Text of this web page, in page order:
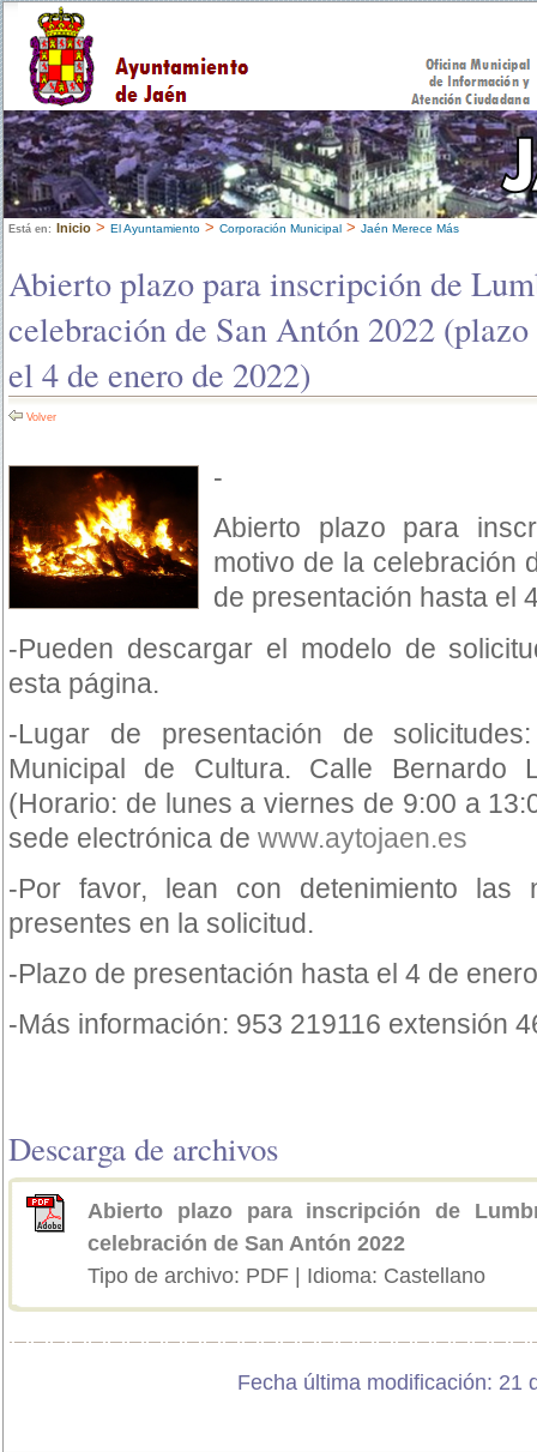
Está en: Inicio > El Ayuntamiento > Corporación Municipal > Jaén Merece Más
Abierto plazo para inscripción de
celebración de San Antón 2022
el 4 de enero de 2022)
Volver
-
Abierto plazo para
motivo de la celebración
de presentación hasta el
-Pueden descargar el modelo de
esta página.
-Lugar de presentación de
Municipal de Cultura. Calle Bernardo
(Horario: de lunes a viernes de 9:00 a
sede electrónica de www.aytojaen.es
-Por favor, lean con detenimiento las
presentes en la solicitud.
-Plazo de presentación hasta el 4 de
-Más información: 953 219116 extensión
Descarga de archivos
Abierto plazo para inscripción de
celebración de San Antón 2022
Tipo de archivo: PDF | Idioma: Castellano
Fecha última modificación: 21